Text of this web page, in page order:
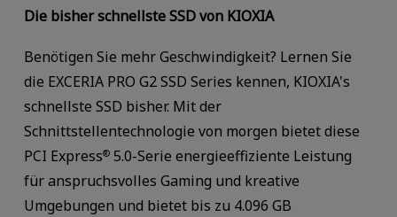
Die bisher schnellste SSD von KIOXIA
Benötigen Sie mehr Geschwindigkeit? Lernen Sie
die EXCERIA PRO G2 SSD Series kennen, KIOXIA's
schnellste SSD bisher. Mit der
Schnittstellentechnologie von morgen bietet diese
PCI Express®5.0-Serie energieeffiziente Leistung
für anspruchsvolles Gaming und kreative
Umgebungen und bietet bis zu 4.096 GB